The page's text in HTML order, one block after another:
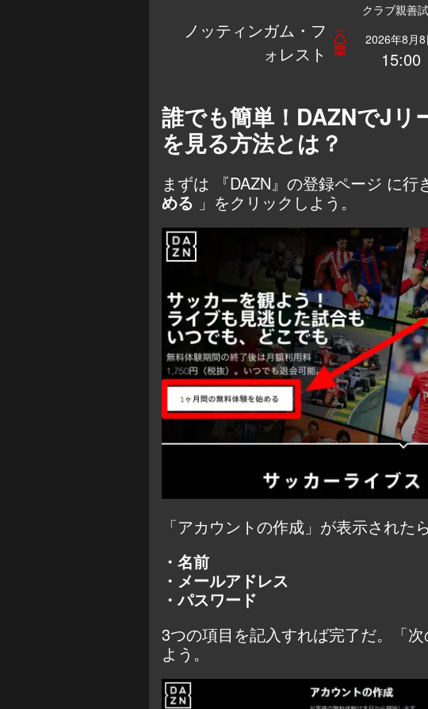
クラブ親善
ノッティンガム・フ
ォレスト
2026年8月8
15:00
誰でも簡単！DAZNでJリ
を見る方法とは？
まずは 『DAZN』の登録ページ に行
める 」をクリックしよう。
「アカウントの作成」が表示された
・名前
・メールアドレス
・パスワード
3つの項目を記入すれば完了だ。「
よう。